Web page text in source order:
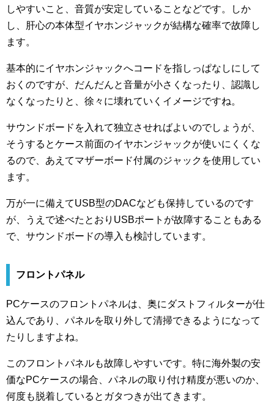
しやすいこと、音質が安定していることなどです。しか
し、肝心の本体型イヤホンジャックが結構な確率で故障し
ます。
基本的にイヤホンジャックへコードを指しっぱなしにして
おくのですが、だんだんと音量が小さくなったり、認識し
なくなったりと、徐々に壊れていくイメージですね。
サウンドボードを入れて独立させればよいのでしょうが、
そうするとケース前面のイヤホンジャックが使いにくくな
るので、あえてマザーボード付属のジャックを使用してい
ます。
万が一に備えてUSB型のDACなども保持しているのです
が、うえで述べたとおりUSBポートが故障することもある
で、サウンドボードの導入も検討しています。
フロントパネル
PCケースのフロントパネルは、奥にダストフィルターが仕
込んであり、パネルを取り外して清掃できるようになって
たりしますよね。
このフロントパネルも故障しやすいです。特に海外製の安
価なPCケースの場合、パネルの取り付け精度が悪いのか、
何度も脱着しているとガタつきが出てきます。